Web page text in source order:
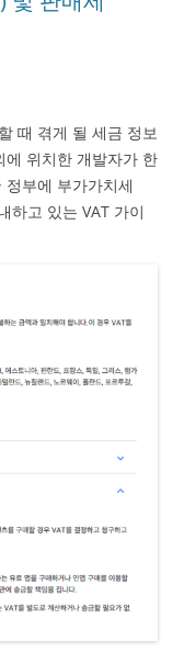
때 겪게 될 세금 정보
위치한 개발자가 한
부에 부가가치세
하고 있는 VAT 가이